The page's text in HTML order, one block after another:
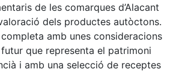
de les comarques d’Alacant
dels productes autòctons.
amb unes consideracions
que representa el patrimoni
i amb una selecció de receptes